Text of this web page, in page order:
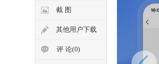
截 图
其他用户下载
评 论(0)